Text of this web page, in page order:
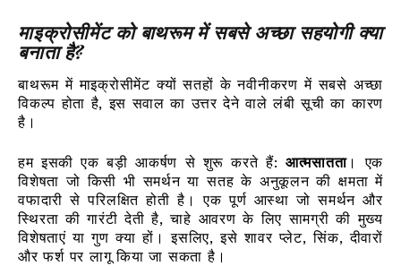
माइक्रोसीमेंट को बाथरूम में सबसे अच्छा सहयोगी क्या
बनाता है?
बाथरूम में माइक्रोसीमेंट क्यों सतहों के नवीनीकरण में सबसे अच्छा
विकल्प होता है, इस सवाल का उत्तर देने वाले लंबी सूची का कारण
है।
हम इसकी एक बड़ी आकर्षण से शुरू करते हैं: आत्मसातता। एक
विशेषता जो किसी भी समर्थन या सतह के अनुकूलन की क्षमता में
वफादारी से परिलक्षित होती है। एक पूर्ण आस्था जो समर्थन और
स्थिरता की गारंटी देती है, चाहे आवरण के लिए सामग्री की मुख्य
विशेषताएं या गुण क्या हों। इसलिए, इसे शावर प्लेट, सिंक, दीवारों
और फर्श पर लागू किया जा सकता है।